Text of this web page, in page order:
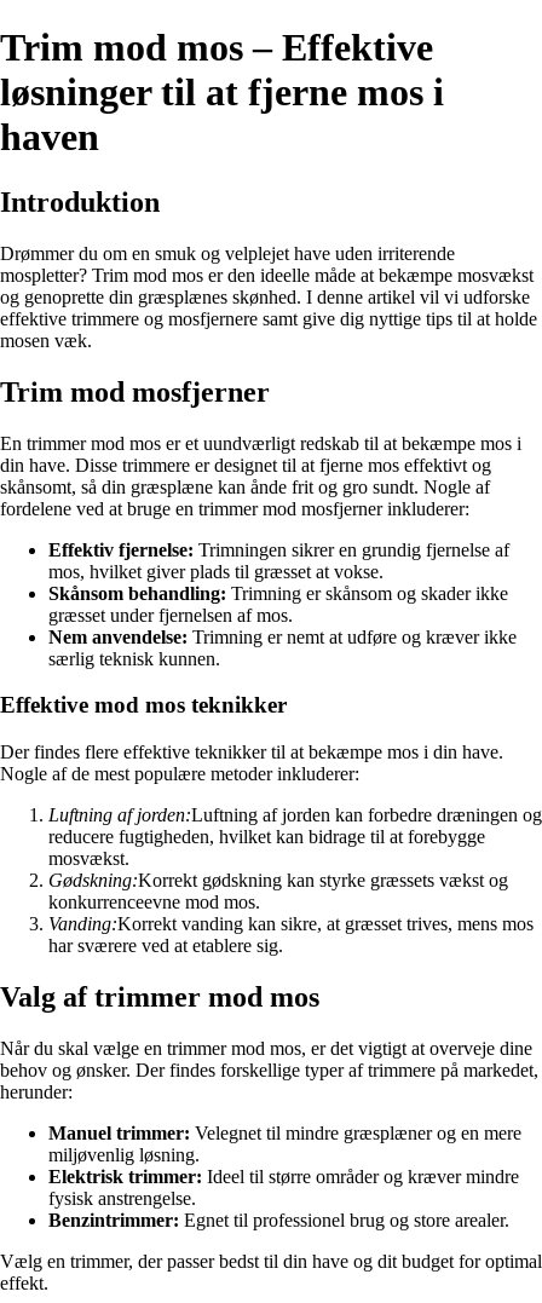
Trim mod mos – Effektive
løsninger til at fjerne mos i
haven
Introduktion
Drømmer du om en smuk og velplejet have uden irriterende
mospletter? Trim mod mos er den ideelle måde at bekæmpe mosvækst
og genoprette din græsplænes skønhed. I denne artikel vil vi udforske
effektive trimmere og mosfjernere samt give dig nyttige tips til at holde
mosen væk.
Trim mod mosfjerner
En trimmer mod mos er et uundværligt redskab til at bekæmpe mos i
din have. Disse trimmere er designet til at fjerne mos effektivt og
skånsomt, så din græsplæne kan ånde frit og gro sundt. Nogle af
fordelene ved at bruge en trimmer mod mosfjerner inkluderer:
Effektiv fjernelse: Trimningen sikrer en grundig fjernelse af
mos, hvilket giver plads til græsset at vokse.
Skånsom behandling: Trimning er skånsom og skader ikke
græsset under fjernelsen af mos.
Nem anvendelse: Trimning er nemt at udføre og kræver ikke
særlig teknisk kunnen.
Effektive mod mos teknikker
Der findes flere effektive teknikker til at bekæmpe mos i din have.
Nogle af de mest populære metoder inkluderer:
Luftning af jorden:Luftning af jorden kan forbedre dræningen og
reducere fugtigheden, hvilket kan bidrage til at forebygge
mosvækst.
Gødskning:Korrekt gødskning kan styrke græssets vækst og
konkurrenceevne mod mos.
Vanding:Korrekt vanding kan sikre, at græsset trives, mens mos
har sværere ved at etablere sig.
Valg af trimmer mod mos
Når du skal vælge en trimmer mod mos, er det vigtigt at overveje dine
behov og ønsker. Der findes forskellige typer af trimmere på markedet,
herunder:
Manuel trimmer: Velegnet til mindre græsplæner og en mere
miljøvenlig løsning.
Elektrisk trimmer: Ideel til større områder og kræver mindre
fysisk anstrengelse.
Benzintrimmer: Egnet til professionel brug og store arealer.
Vælg en trimmer, der passer bedst til din have og dit budget for optimal
effekt.